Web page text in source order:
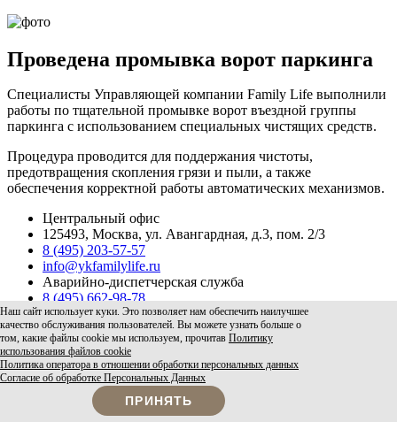
Проведена промывка ворот паркинга
Специалисты Управляющей компании Family Life выполнили
работы по тщательной промывке ворот въездной группы
паркинга с использованием специальных чистящих средств.
Процедура проводится для поддержания чистоты,
предотвращения скопления грязи и пыли, а также
обеспечения корректной работы автоматических механизмов.
Центральный офис
125493, Москва, ул. Авангардная, д.3, пом. 2/3
8 (495) 203-57-57
info@ykfamilylife.ru
Аварийно-диспетчерская служба
8 (495) 662-98-78
ЛИЦЕНЗИЯ №077002323 ОТ 29.11.2021
2012-2025. ООО УК “Фемели Лайф”. Все права
защищены.
Политика конфиденциальности
Согласие на обработку персональных данных
Раскрытие информации
Наш сайт использует куки. Это позволяет нам обеспечить наилучшее
качество обслуживания пользователей. Вы можете узнать больше о
том, какие файлы cookie мы используем, прочитав Политику
использования файлов cookie
Политика оператора в отношении обработки персональных данных
Согласие об обработке Персональных Данных
ПРИНЯТЬ